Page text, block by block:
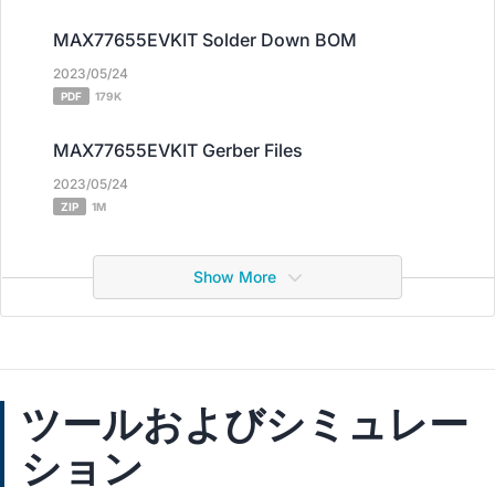
MAX77655EVKIT Solder Down BOM
2023/05/24
PDF 179K
MAX77655EVKIT Gerber Files
2023/05/24
ZIP 1M
Show More
ツールおよびシミュレー
ション